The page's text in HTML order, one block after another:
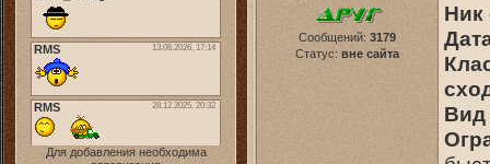
Для добавления необходима
Сообщений: 3179
Статус: вне сайта
Ник
Вид